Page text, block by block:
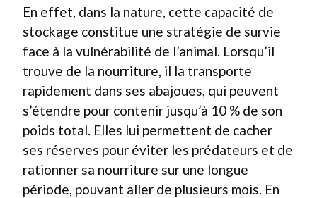
En effet, dans la nature, cette capacité de
stockage constitue une stratégie de survie
face à la vulnérabilité de l’animal. Lorsqu’il
trouve de la nourriture, il la transporte
rapidement dans ses abajoues, qui peuvent
s’étendre pour contenir jusqu’à 10 % de son
poids total. Elles lui permettent de cacher
ses réserves pour éviter les prédateurs et de
rationner sa nourriture sur une longue
période, pouvant aller de plusieurs mois. En